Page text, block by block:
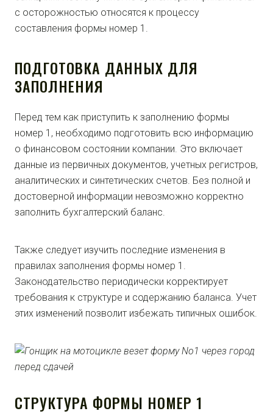
с осторожностью относятся к процессу
составления формы номер 1.
ПОДГОТОВКА ДАННЫХ ДЛЯ
ЗАПОЛНЕНИЯ
Перед тем как приступить к заполнению формы
номер 1, необходимо подготовить всю информацию
о финансовом состоянии компании. Это включает
данные из первичных документов, учетных регистров,
аналитических и синтетических счетов. Без полной и
достоверной информации невозможно корректно
заполнить бухгалтерский баланс.
Также следует изучить последние изменения в
правилах заполнения формы номер 1.
Законодательство периодически корректирует
требования к структуре и содержанию баланса. Учет
этих изменений позволит избежать типичных ошибок.
СТРУКТУРА ФОРМЫ НОМЕР 1